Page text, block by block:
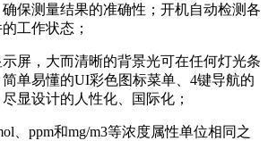
保测量结果的准确性；开机自动检测各
工作状态；
屏，大而清晰的背景光可在任何灯光条
单易懂的UI彩色图标菜单、4键导航的
显设计的人性化、国际化；
、ppm和mg/m3等浓度属性单位相同之